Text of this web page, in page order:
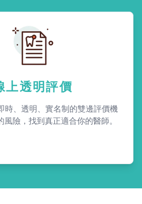
上透明評價
時、透明、實名制的雙邊評價機
風險，找到真正適合你的醫師。